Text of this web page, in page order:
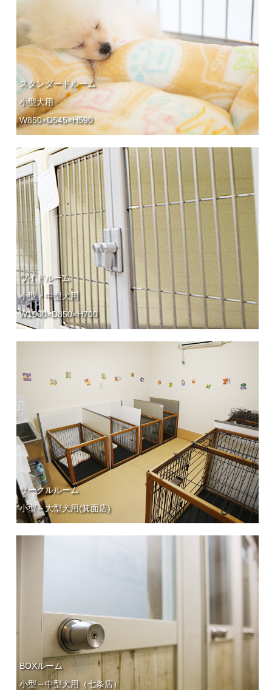
スタンダードルーム
小型犬用
W850×D545×H590
ワイドルーム
小型・中型犬用
W1000×D850×H700
サークルルーム
小型～大型犬用(箕面店)
BOXルーム
小型～中型犬用（七条店）